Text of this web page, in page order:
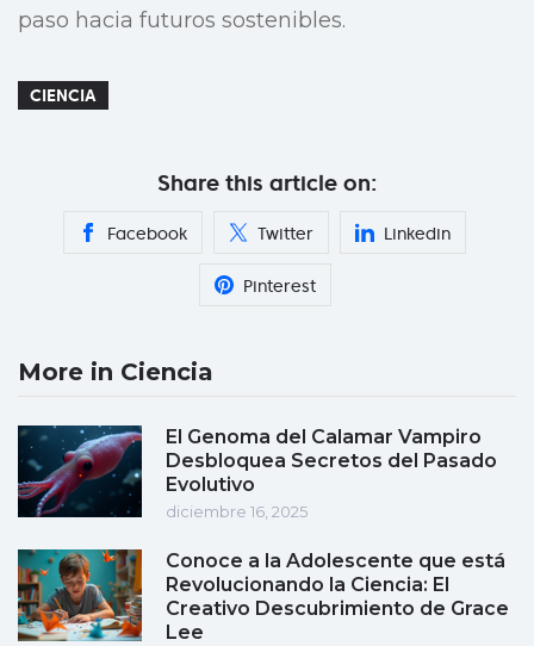
paso hacia futuros sostenibles.
CIENCIA
Share this article on:
Facebook Twitter Linkedin
Pinterest
More in Ciencia
El Genoma del Calamar Vampiro
Desbloquea Secretos del Pasado
Evolutivo
diciembre 16, 2025
Conoce a la Adolescente que está
Revolucionando la Ciencia: El
Creativo Descubrimiento de Grace
Lee